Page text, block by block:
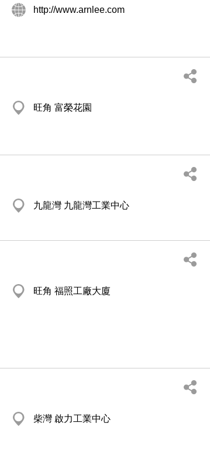
http://www.arnlee.com
旺角 富榮花園
九龍灣 九龍灣工業中心
旺角 福照工廠大廈
柴灣 啟力工業中心